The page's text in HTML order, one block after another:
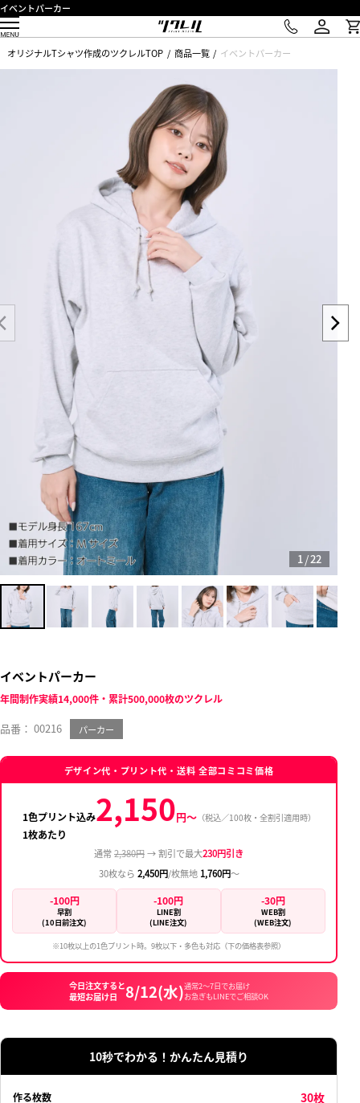
イベントパーカー
オリジナルTシャツ作成のツクレルTOP 商品一覧 イベントパーカー
1/22
イベントパーカー
年間制作実績14,000件・累計500,000枚のツクレル
品番： 00216 パーカー
デザイン代・プリント代・送料 全部コミコミ価格
1色プリント込み
1枚あたり
2,150円〜（税込／100枚・全割引適用時）
通常2,380円→ 割引で最大230円引き
30枚なら 2,450円/枚無地 1,760円〜
-100円
早割
(10日前注文)
-100円
LINE割
(LINE注文)
-30円
WEB割
(WEB注文)
※10枚以上の1色プリント時。9枚以下・多色も対応（下の価格表参照）
今日注文すると
最短お届け日
8/12(水)通常2〜7日でお届け
お急ぎもLINEでご相談OK
10秒でわかる！かんたん見積り
作る枚数 30枚